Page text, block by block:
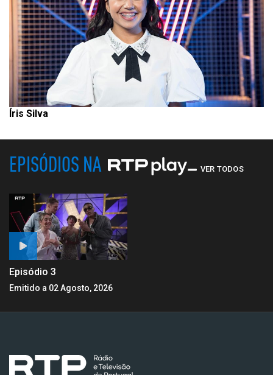
Íris Silva
EPISÓDIOS NA VER TODOS
Episódio 3
Emitido a 02 Agosto, 2026